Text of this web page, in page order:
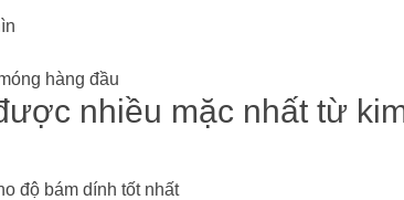
hàng đầu
nhiều mặc nhất từ
độ bám dính tốt nhất